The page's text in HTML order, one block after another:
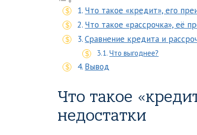
Что такое «кредит», его
Что такое «рассрочка», её
Сравнение кредита и
Что выгоднее?
Вывод
Что такое
недостатки